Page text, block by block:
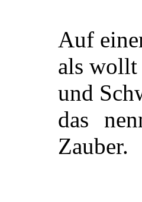
Auf
als wollt
und
das
Zauber.